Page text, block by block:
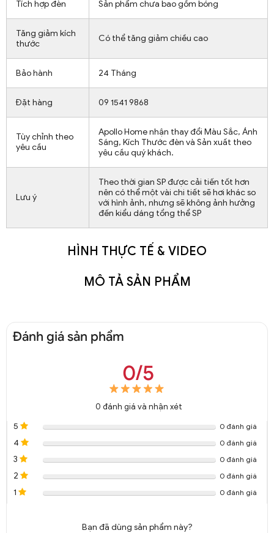
Tích hợp đèn Sản phẩm chưa bao gồm bóng
Tăng giảm kích
thước
Có thể tăng giảm chiều cao
Bảo hành 24 Tháng
Đặt hàng 09 1541 9868
Tùy chỉnh theo
yêu cầu
Apollo Home nhận thay đổi Màu Sắc, Ánh
Sáng, Kích Thước đèn và Sản xuất theo
yêu cầu quý khách.
Lưu ý
Theo thời gian SP được cải tiến tốt hơn
nên có thể một vài chi tiết sẽ hơi khác so
với hình ảnh, nhưng sẽ không ảnh hưởng
đến kiểu dáng tổng thể SP
HÌNH THỰC TẾ & VIDEO
MÔ TẢ SẢN PHẨM
Đánh giá sản phẩm
0/5
0 đánh giá và nhận xét
5
0 đánh giá
4 0 đánh giá
3 0 đánh giá
2 0 đánh giá
1 0 đánh giá
Bạn đã dùng sản phẩm này?